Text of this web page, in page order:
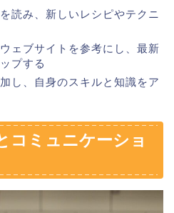
読み、新しいレシピやテクニ
ェブサイトを参考にし、最新
プする
し、自身のスキルと知識をア
コミュニケーショ